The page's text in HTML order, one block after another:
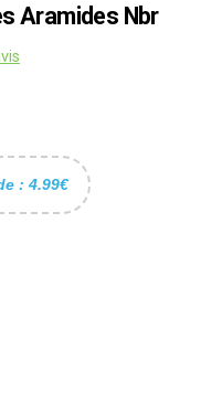
Aramides Nbr
: 4.99€